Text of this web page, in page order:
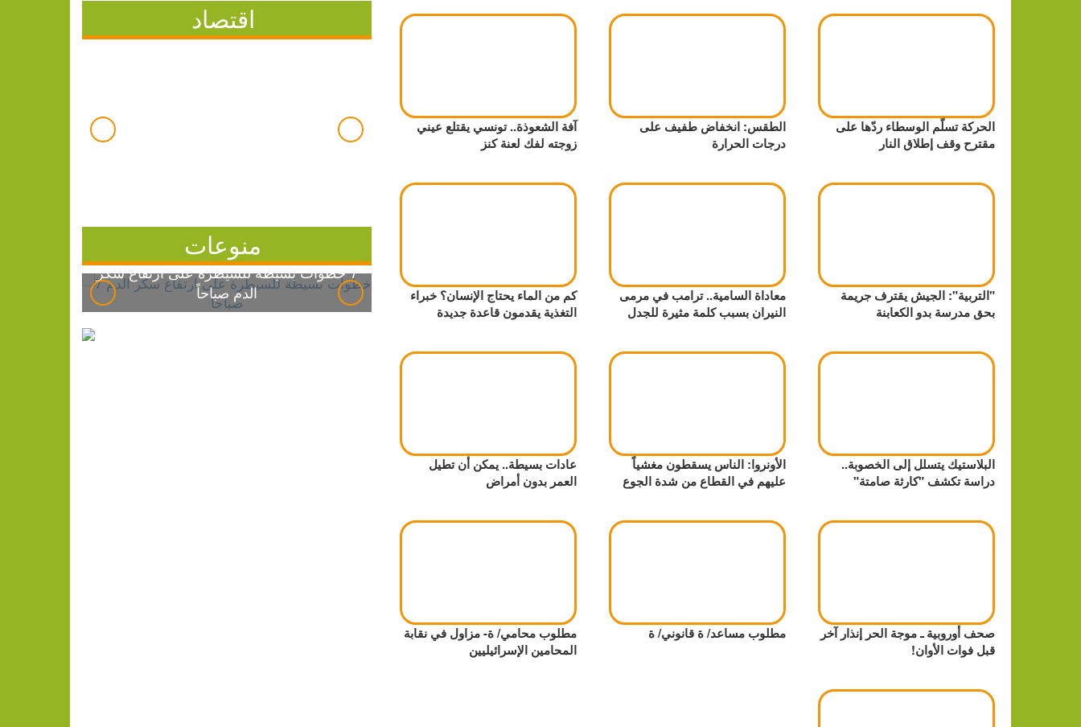
الحركة تسلّم الوسطاء ردّها على
مقترح وقف إطلاق النار
الطقس: انخفاض طفيف على
درجات الحرارة
آفة الشعوذة.. تونسي يقتلع عيني
زوجته لفك لعنة كنز
"التربية": الجيش يقترف جريمة
بحق مدرسة بدو الكعابنة
معاداة السامية.. ترامب في مرمى
النيران بسبب كلمة مثيرة للجدل
كم من الماء يحتاج الإنسان؟ خبراء
التغذية يقدمون قاعدة جديدة
البلاستيك يتسلل إلى الخصوبة..
دراسة تكشف "كارثة صامتة"
الأونروا: الناس يسقطون مغشياً
عليهم في القطاع من شدة الجوع
عادات بسيطة.. يمكن أن تطيل
العمر بدون أمراض
صحف أوروبية ـ موجة الحر إنذار آخر
قبل فوات الأوان!
مطلوب مساعد/ ة قانوني/ ة
مطلوب محامي/ ة- مزاول في نقابة
المحامين الإسرائيليين
اقتصاد
منوعات
7 خطوات بسيطة للسيطرة على ارتفاع سكر
الدم صباحاً